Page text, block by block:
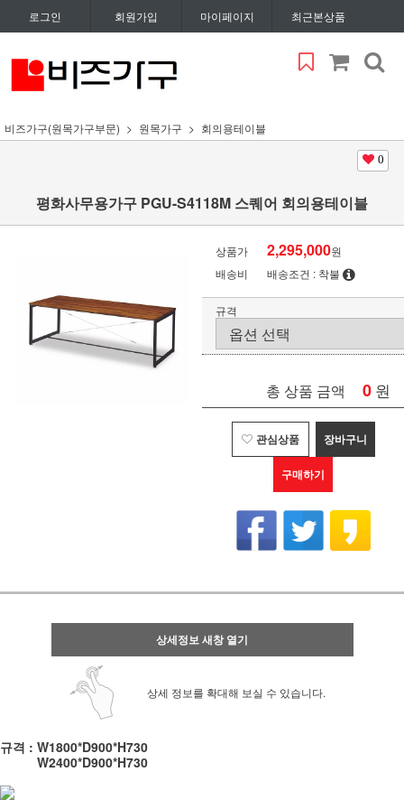
로그인 회원가입 마이페이지 최근본상품
비즈가구(원목가구부문) 원목가구 회의용테이블
0
평화사무용가구 PGU-S4118M 스퀘어 회의용테이블
상품가 2,295,000원
배송비
배송조건 : 착불
규격
총 상품 금액 0 원
관심상품 장바구니
구매하기
상세정보 새창 열기
상세 정보를 확대해 보실 수 있습니다.
규격 : W1800*D900*H730
W2400*D900*H730